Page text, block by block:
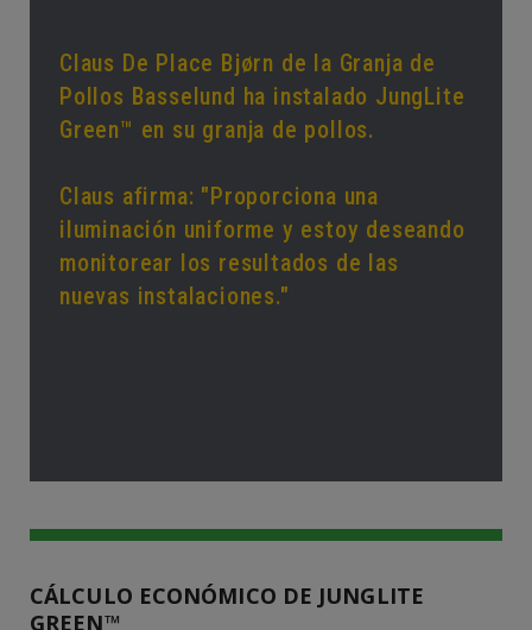
Claus De Place Bjørn de la Granja de
Pollos Basselund ha instalado JungLite
Green™ en su granja de pollos.
Claus afirma: "Proporciona una
iluminación uniforme y estoy deseando
monitorear los resultados de las
nuevas instalaciones."
CÁLCULO ECONÓMICO DE JUNGLITE
GREEN™